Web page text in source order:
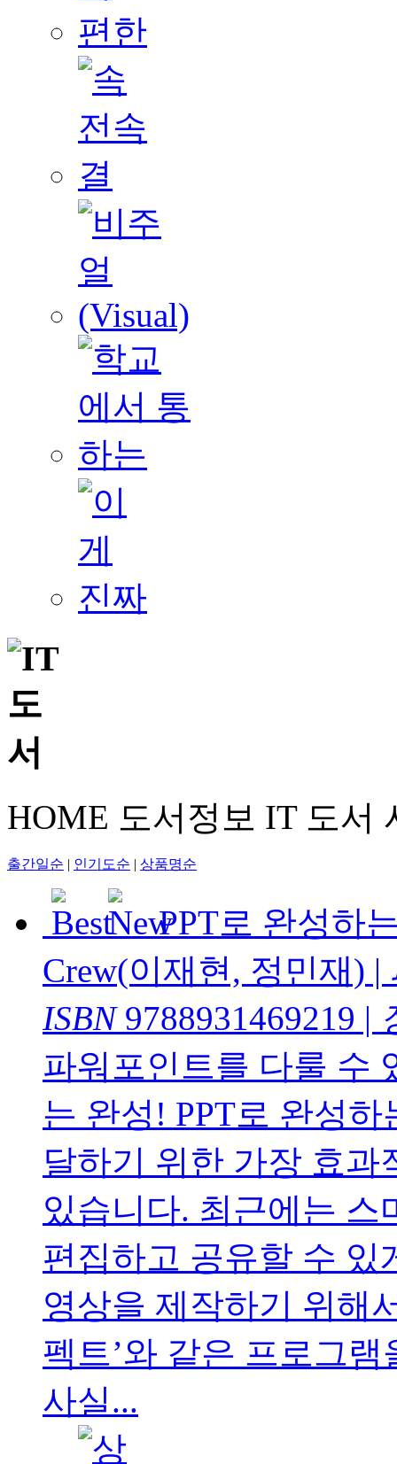
HOME 도서정보 IT 도서
출간일순 | 인기도순 | 상품명순
PPT로 완성하
Crew(이재현, 정민재) |
ISBN9788931469219 |
파워포인트를 다룰 수
는 완성! PPT로 완성
달하기 위한 가장 효과
있습니다. 최근에는
편집하고 공유할 수 있
영상을 제작하기 위해
펙트’와 같은 프로그
사실...